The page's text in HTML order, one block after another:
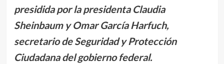
presidida por la presidenta Claudia
Sheinbaum y Omar García Harfuch,
secretario de Seguridad y Protección
Ciudadana del gobierno federal.